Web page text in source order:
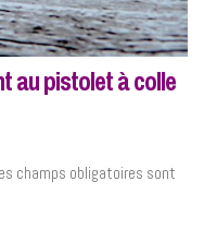
au pistolet à colle
champs obligatoires sont